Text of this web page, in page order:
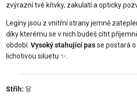
zvýrazní tvé křivky, zakulatí a opticky
Legíny jsou z vnitřní strany jemně
díky kterému se v nich budeš cítit
období. Vysoký stahující passe postará
lichotivou siluetu ✨.
Střih: 👗